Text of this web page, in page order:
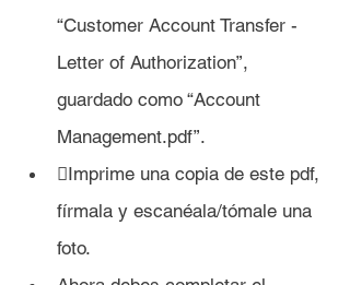
“Customer Account Transfer -
Letter of Authorization”,
guardado como “Account
Management.pdf”.
Imprime una copia de este pdf,
fírmala y escanéala/tómale una
foto.